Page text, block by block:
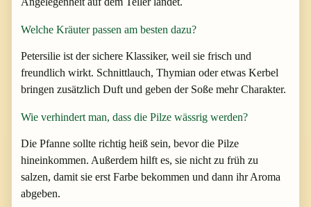
Welche Kräuter passen am besten dazu?
Petersilie ist der sichere Klassiker, weil sie frisch und
freundlich wirkt. Schnittlauch, Thymian oder etwas Kerbel
bringen zusätzlich Duft und geben der Soße mehr Charakter.
Wie verhindert man, dass die Pilze wässrig werden?
Die Pfanne sollte richtig heiß sein, bevor die Pilze
hineinkommen. Außerdem hilft es, sie nicht zu früh zu
salzen, damit sie erst Farbe bekommen und dann ihr Aroma
abgeben.